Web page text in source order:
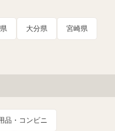
大分県 宮崎県
品・コンビニ